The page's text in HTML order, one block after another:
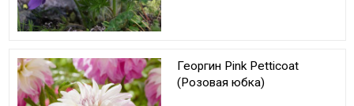
Георгин Pink Petticoat
(Розовая юбка)